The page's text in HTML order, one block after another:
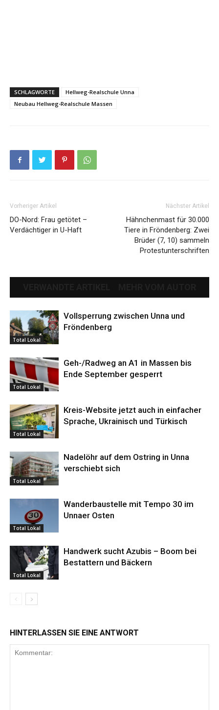
SCHLAGWORTE
Hellweg-Realschule Unna
Neubau Hellweg-Realschule Massen
Vorheriger Artikel
DO-Nord: Frau getötet –
Verdächtiger in U-Haft
Nächster Artikel
Hähnchenmast für 30.000
Tiere in Fröndenberg: Zwei
Brüder (7, 10) sammeln
Protestunterschriften
Total Lokal
Vollsperrung zwischen Unna und
Fröndenberg
Total Lokal
Geh-/Radweg an A1 in Massen bis
Ende September gesperrt
Total Lokal
Kreis-Website jetzt auch in einfacher
Sprache, Ukrainisch und Türkisch
Total Lokal
Nadelöhr auf dem Ostring in Unna
verschiebt sich
Total Lokal
Wanderbaustelle mit Tempo 30 im
Unnaer Osten
Total Lokal
Handwerk sucht Azubis – Boom bei
Bestattern und Bäckern
HINTERLASSEN SIE EINE ANTWORT